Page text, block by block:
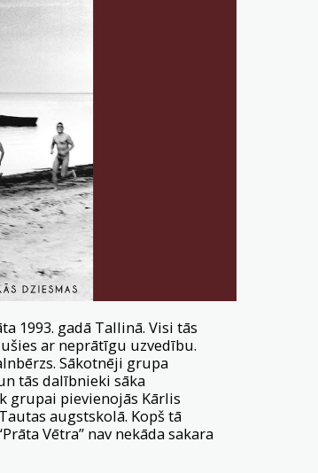
1993. gadā Tallinā. Visi tās
ar neprātīgu uzvedību.
Sākotnēji grupa
tās dalībnieki sāka
grupai pievienojās Kārlis
augstskolā. Kopš tā
Vētra” nav nekāda sakara